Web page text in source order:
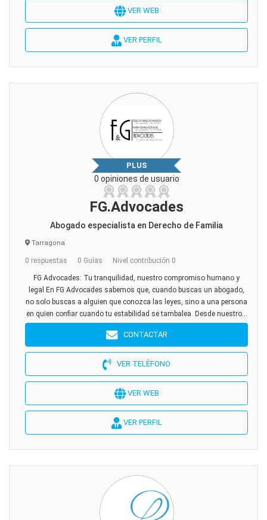
VER WEB
VER PERFIL
PLUS
0 opiniones de usuario
FG.Advocades
Abogado especialista en Derecho de Familia
Tarragona
0 respuestas 0 Guías Nivel contribución 0
FG Advocades: Tu tranquilidad, nuestro compromiso humano y
legal En FG Advocades sabemos que, cuando buscas un abogado,
no solo buscas a alguien que conozca las leyes, sino a una persona
en quien confiar cuando tu estabilidad se tambalea. Desde nuestro...
CONTACTAR
VER TELÉFONO
VER WEB
VER PERFIL